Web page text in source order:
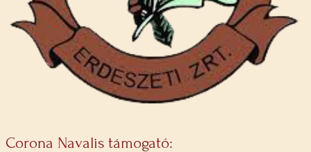
Corona Navalis támogató: